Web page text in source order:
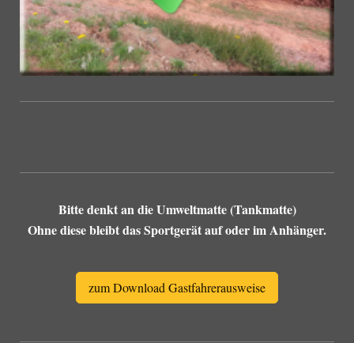
Bitte denkt an die Umweltmatte (Tankmatte)
Ohne diese bleibt das Sportgerät auf oder im Anhänger.
zum Download Gastfahrerausweise